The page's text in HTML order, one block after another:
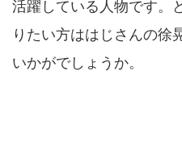
活躍している人物です。
りたい方ははじさんの徐
いかがでしょうか。